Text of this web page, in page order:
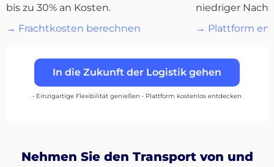
Destinations
Entdecken
Deutsch
bis zu 30% an Kosten.
→ Frachtkosten berechnen
niedriger
→ Plattform
In die Zukunft der Logistik gehen
• Einzigartige Flexibilität genießen • Plattform kostenlos entdecken
Nehmen Sie den Transport von und